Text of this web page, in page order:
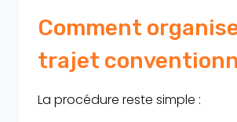
Comment
trajet
La procédure reste simple :